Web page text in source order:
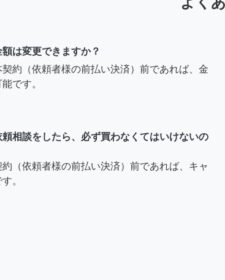
は変更できますか？
約（依頼者様の前払い決済）前であれば、金
です。
相談をしたら、必ず買わなくてはいけないの
（依頼者様の前払い決済）前であれば、キャ
。